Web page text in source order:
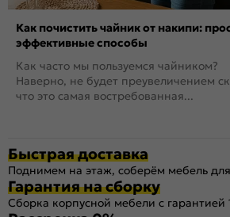
Как почистить чайник от накипи:
эффективные способы
Как часто мы пользуемся чайником?
Наверно, не будет преувеличением
что это самая востребованная...
Быстрая доставка
Поднимем на этаж, соберём мебель
Гарантия на сборку
Сборка корпусной мебели с гарантией